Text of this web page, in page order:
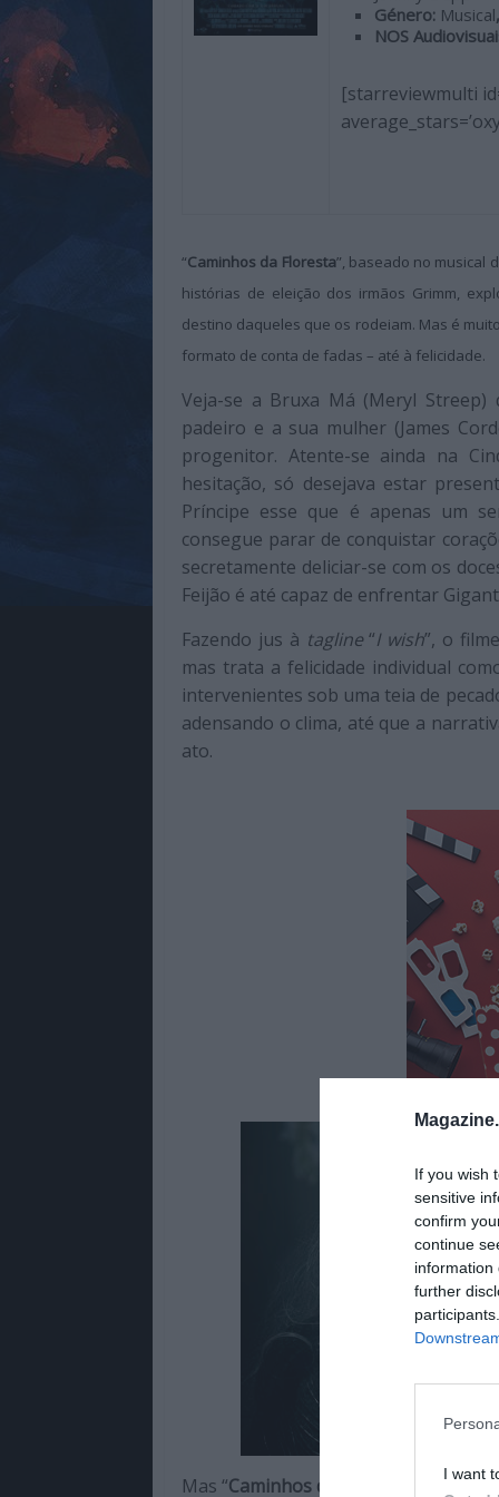
If you wish
sensitive
confirm
continue
information
further
I want
qualidade
Género: Musical,
NOS
[starreviewmulti
“Caminhos da Floresta”, baseado no musical
histórias de eleição dos irmãos Grimm,
destino daqueles que os rodeiam. Mas é
formato de conta de fadas – até à felicidade.
Veja-se a Bruxa Má (Meryl
padeiro e a sua mulher (James
progenitor. Atente-se ainda na
hesitação, só desejava estar
Príncipe esse que é apenas um
consegue parar de conquistar
secretamente deliciar-se com os
Feijão é até capaz de enfrentar
Fazendo jus à tagline“I wish”, o
mas trata a felicidade individual
intervenientes sob uma teia de
adensando o clima, até que a
ato.
Mas “Caminhos da Floresta
” é, na